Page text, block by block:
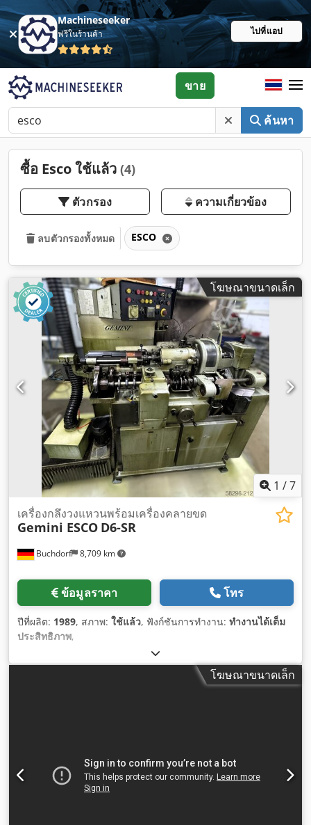
Machineseeker
ฟรีในร้านค้า ไปที่แอป
ค้นหา
ขาย
ซื้อ Esco ใช้แล้ว (4)
ตัวกรอง ความเกี่ยวข้อง
ลบตัวกรองทั้งหมด ESCO
โฆษณาขนาดเล็ก
1 /7
Buchdorf 8,709 km
เครื่องกลึงวงแหวนพร้อมเครื่องคลายขด
Gemini ESCO D6-SR
ข้อมูลราคา โทร
ปีที่ผลิต: 1989, สภาพ: ใช้แล้ว, ฟังก์ชันการทำงาน: ทำงานได้เต็ม
ประสิทธิภาพ,
โฆษณาขนาดเล็ก